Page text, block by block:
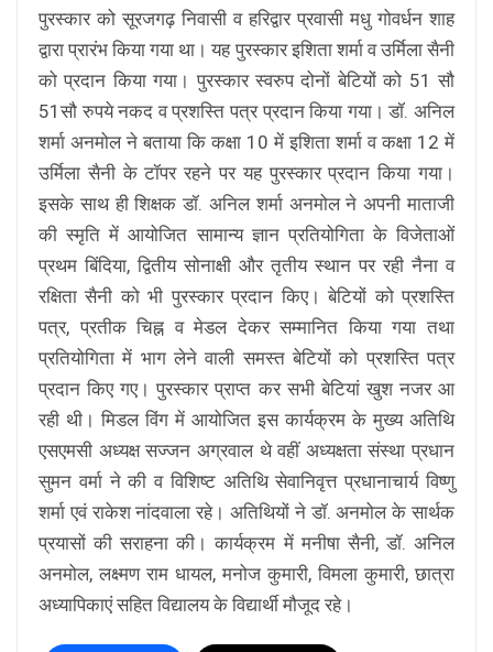
पुरस्कार को सूरजगढ़ निवासी व हरिद्वार प्रवासी मधु गोवर्धन शाह
द्वारा प्रारंभ किया गया था। यह पुरस्कार इशिता शर्मा व उर्मिला सैनी
को प्रदान किया गया। पुरस्कार स्वरुप दोनों बेटियों को 51 सौ
51सौ रुपये नकद व प्रशस्ति पत्र प्रदान किया गया। डॉ. अनिल
शर्मा अनमोल ने बताया कि कक्षा 10 में इशिता शर्मा व कक्षा 12 में
उर्मिला सैनी के टॉपर रहने पर यह पुरस्कार प्रदान किया गया।
इसके साथ ही शिक्षक डॉ. अनिल शर्मा अनमोल ने अपनी माताजी
की स्मृति में आयोजित सामान्य ज्ञान प्रतियोगिता के विजेताओं
प्रथम बिंदिया, द्वितीय सोनाक्षी और तृतीय स्थान पर रही नैना व
रक्षिता सैनी को भी पुरस्कार प्रदान किए। बेटियों को प्रशस्ति
पत्र, प्रतीक चिह्न व मेडल देकर सम्मानित किया गया तथा
प्रतियोगिता में भाग लेने वाली समस्त बेटियों को प्रशस्ति पत्र
प्रदान किए गए। पुरस्कार प्राप्त कर सभी बेटियां खुश नजर आ
रही थी। मिडल विंग में आयोजित इस कार्यक्रम के मुख्य अतिथि
एसएमसी अध्यक्ष सज्जन अग्रवाल थे वहीं अध्यक्षता संस्था प्रधान
सुमन वर्मा ने की व विशिष्ट अतिथि सेवानिवृत्त प्रधानाचार्य विष्णु
शर्मा एवं राकेश नांदवाला रहे। अतिथियों ने डॉ. अनमोल के सार्थक
प्रयासों की सराहना की। कार्यक्रम में मनीषा सैनी, डॉ. अनिल
अनमोल, लक्ष्मण राम धायल, मनोज कुमारी, विमला कुमारी, छात्रा
अध्यापिकाएं सहित विद्यालय के विद्यार्थी मौजूद रहे।